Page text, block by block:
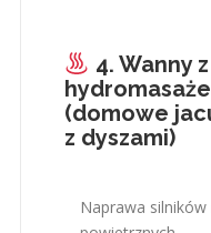
4. Wanny z
(domowe
z dyszami)
Naprawa